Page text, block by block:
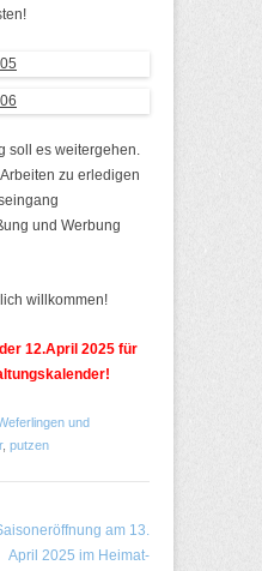
soll es weitergehen.
zu erledigen
und Werbung
willkommen!
12.April 2025 für
und
, putzen
am 13.
April 2025 im Heimat-